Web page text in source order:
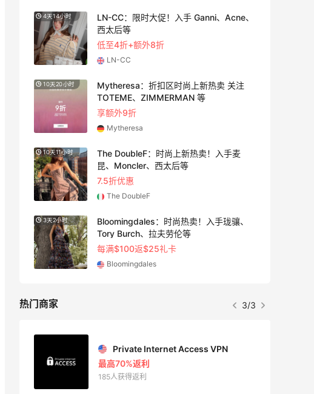
4天14小时
LN-CC：限时大促！入手 Ganni、Acne、
西太后等
低至4折+额外8折
LN-CC
10天20小时
Mytheresa：折扣区时尚上新热卖 关注
TOTEME、ZIMMERMAN 等
享额外9折
Mytheresa
10天11小时
The DoubleF：时尚上新热卖！入手麦
昆、Moncler、西太后等
7.5折优惠
The DoubleF
3天2小时
Bloomingdales：时尚热卖！入手珑骧、
Tory Burch、拉夫劳伦等
每满$100返$25礼卡
Bloomingdales
热门商家 3/3
Private Internet Access VPN
最高70%返利
185人获得返利